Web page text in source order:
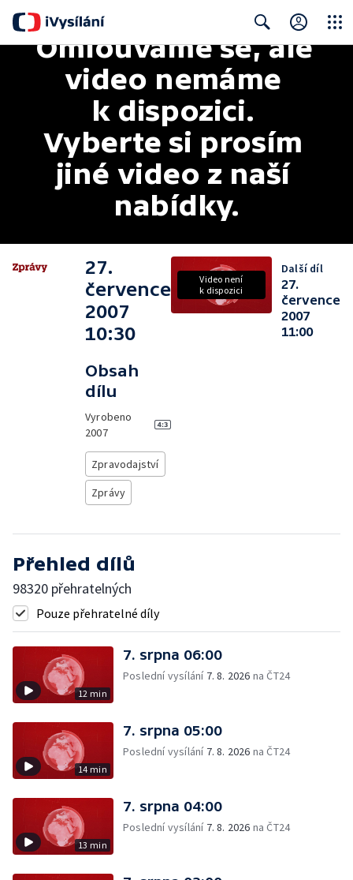
Search
Omlouváme se, ale
video nemáme
k dispozici.
Vyberte si prosím
jiné video z naší
nabídky.
27.
července
2007
10:30
Obsah
dílu
Vyrobeno
2007
Zpravodajství
Zprávy
Video není
k dispozici
Další díl
27.
července
2007
11:00
Přehled dílů
98320 přehratelných
Pouze přehratelné díly
12 min
7. srpna 06:00
Poslední vysílání 7. 8. 2026 na ČT24
14 min
7. srpna 05:00
Poslední vysílání 7. 8. 2026 na ČT24
13 min
7. srpna 04:00
Poslední vysílání 7. 8. 2026 na ČT24